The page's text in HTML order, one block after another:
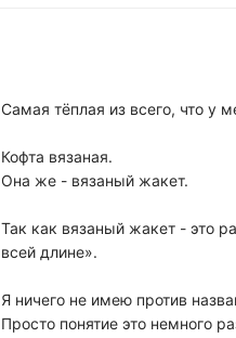
Самая тёплая из всего, что у
Кофта вязаная.
Она же - вязаный жакет.
Так как вязаный жакет - это
всей длине».
Я ничего не имею против
Просто понятие это немного